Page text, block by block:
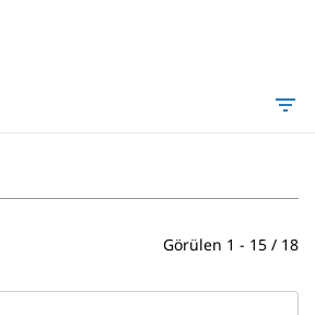
filter_list
Görülen 1 - 15 / 18